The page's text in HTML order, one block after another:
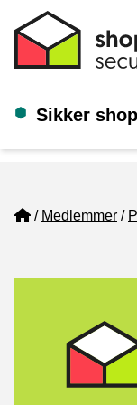
Sikker
Home
Medlemmer